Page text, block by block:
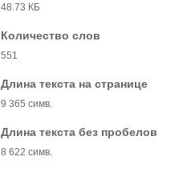
48.73 КБ
Количество слов
551
Длина текста на странице
9 365 симв.
Длина текста без пробелов
8 622 симв.